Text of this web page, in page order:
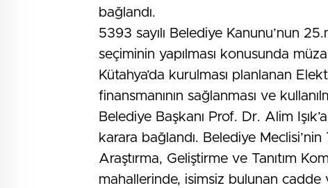
bağlandı.
5393 sayılı Belediye Kanunu’nun
seçiminin yapılması konusunda
Kütahya’da kurulması planlanan
finansmanının sağlanması ve
Belediye Başkanı Prof. Dr. Alim
karara bağlandı. Belediye
Araştırma, Geliştirme ve Tanıtım
mahallerinde, isimsiz bulunan